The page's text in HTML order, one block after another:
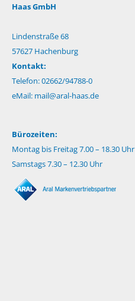
Haas GmbH
Lindenstraße 68
57627 Hachenburg
Kontakt:
Telefon: 02662/94788-0
eMail: mail@aral-haas.de
Bürozeiten:
Montag bis Freitag 7.00 – 18.30 Uhr
Samstags 7.30 – 12.30 Uhr